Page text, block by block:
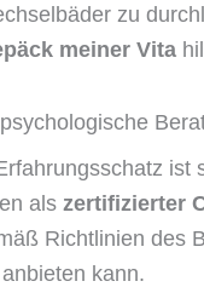
zu
meiner Vita
als zertifizierter
Richtlinien des
kann.